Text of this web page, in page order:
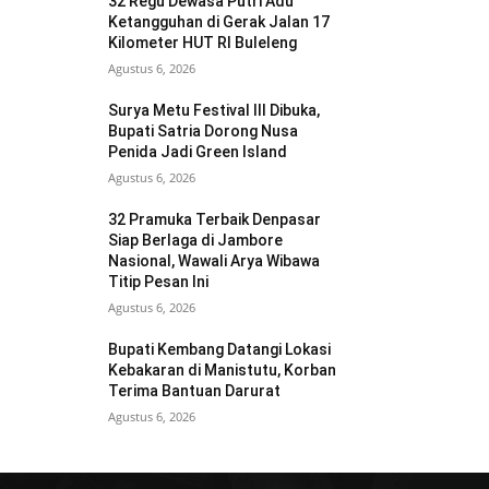
Ketangguhan di Gerak Jalan 17
Kilometer HUT RI Buleleng
Agustus 6, 2026
Surya Metu Festival III Dibuka,
Bupati Satria Dorong Nusa
Penida Jadi Green Island
Agustus 6, 2026
32 Pramuka Terbaik Denpasar
Siap Berlaga di Jambore
Nasional, Wawali Arya Wibawa
Titip Pesan Ini
Agustus 6, 2026
Bupati Kembang Datangi Lokasi
Kebakaran di Manistutu, Korban
Terima Bantuan Darurat
Agustus 6, 2026